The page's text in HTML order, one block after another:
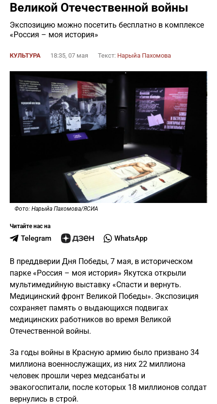
Великой Отечественной войны
Экспозицию можно посетить бесплатно в комплексе
«Россия – моя история»
КУЛЬТУРА 18:35, 07 мая Текст: Нарыйа Пахомова
Фото: Нарыйа Пахомова/ЯСИА
Читайте нас на
Telegram WhatsApp
В преддверии Дня Победы, 7 мая, в историческом
парке «Россия – моя история» Якутска открыли
мультимедийную выставку «Спасти и вернуть.
Медицинский фронт Великой Победы». Экспозиция
сохраняет память о выдающихся подвигах
медицинских работников во время Великой
Отечественной войны.
За годы войны в Красную армию было призвано 34
миллиона военнослужащих, из них 22 миллиона
человек прошли через медсанбаты и
эвакогоспитали, после которых 18 миллионов солдат
вернулись в строй.